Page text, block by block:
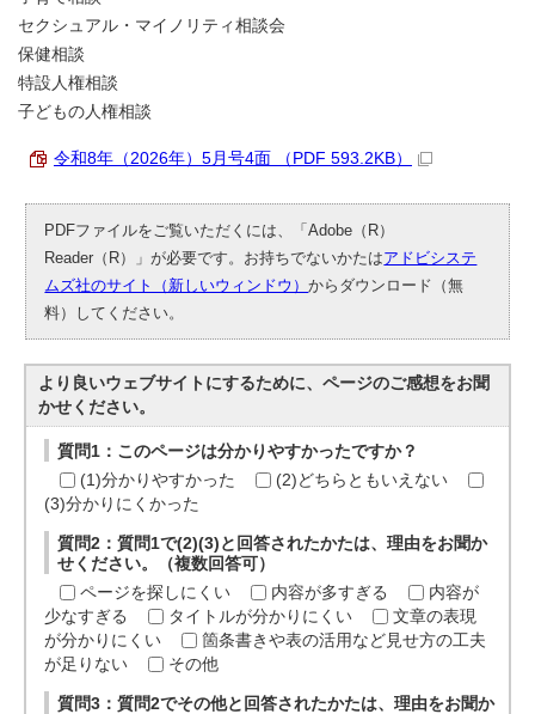
セクシュアル・マイノリティ相談会
保健相談
特設人権相談
子どもの人権相談
令和8年（2026年）5月号4面 （PDF 593.2KB）
PDFファイルをご覧いただくには、「Adobe（R）
Reader（R）」が必要です。お持ちでないかたはアドビシステ
ムズ社のサイト（新しいウィンドウ）からダウンロード（無
料）してください。
より良いウェブサイトにするために、ページのご感想をお聞
かせください。
質問1：このページは分かりやすかったですか？
(1)分かりやすかった
(2)どちらともいえない
(3)分かりにくかった
質問2：質問1で(2)(3)と回答されたかたは、理由をお聞か
せください。（複数回答可）
ページを探しにくい
内容が多すぎる
内容が
少なすぎる
タイトルが分かりにくい
文章の表現
が分かりにくい
箇条書きや表の活用など見せ方の工夫
が足りない
その他
質問3：質問2でその他と回答されたかたは、理由をお聞か